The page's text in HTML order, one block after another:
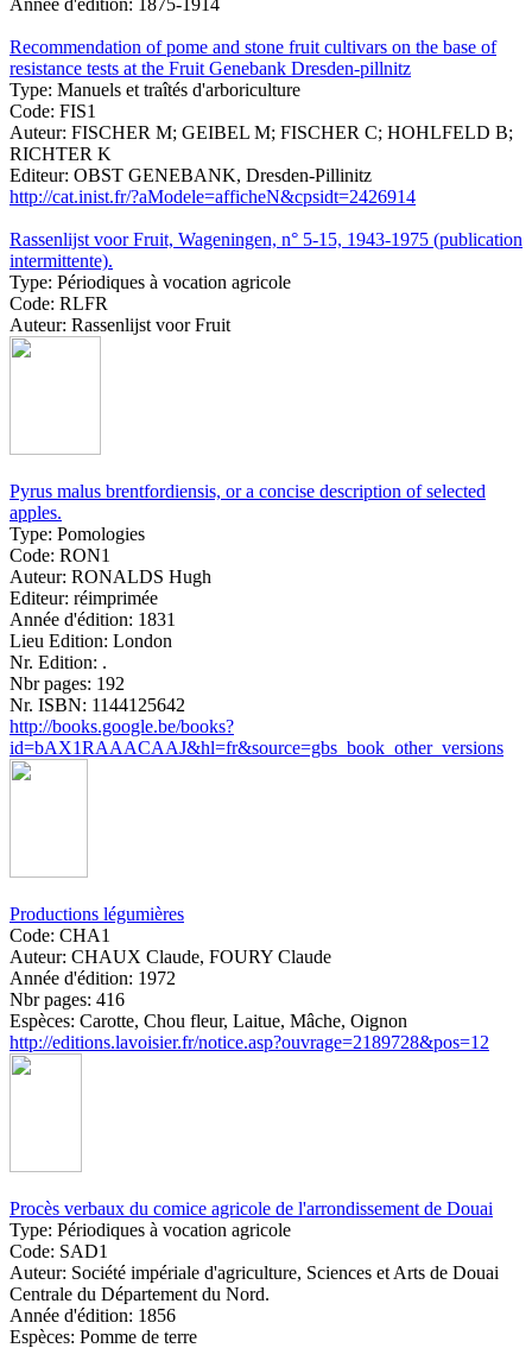
Recommendation of pome and stone fruit cultivars on the base of
resistance tests at the Fruit Genebank Dresden-pillnitz
Type: Manuels et traîtés d'arboriculture
Code: FIS1
Auteur: FISCHER M; GEIBEL M; FISCHER C; HOHLFELD B;
RICHTER K
Editeur: OBST GENEBANK, Dresden-Pillinitz
http://cat.inist.fr/?aModele=afficheN&cpsidt=2426914
Rassenlijst voor Fruit, Wageningen, n° 5-15, 1943-1975 (publication
intermittente).
Type: Périodiques à vocation agricole
Code: RLFR
Auteur: Rassenlijst voor Fruit
Pyrus malus brentfordiensis, or a concise description of selected
apples.
Type: Pomologies
Code: RON1
Auteur: RONALDS Hugh
Editeur: réimprimée
Année d'édition: 1831
Lieu Edition: London
Nr. Edition: .
Nbr pages: 192
Nr. ISBN: 1144125642
http://books.google.be/books?
id=bAX1RAAACAAJ&hl=fr&source=gbs_book_other_versions
Productions légumières
Code: CHA1
Auteur: CHAUX Claude, FOURY Claude
Année d'édition: 1972
Nbr pages: 416
Espèces: Carotte, Chou fleur, Laitue, Mâche, Oignon
http://editions.lavoisier.fr/notice.asp?ouvrage=2189728&pos=12
Procès verbaux du comice agricole de l'arrondissement de Douai
Type: Périodiques à vocation agricole
Code: SAD1
Auteur: Société impériale d'agriculture, Sciences et Arts de Douai
Centrale du Département du Nord.
Année d'édition: 1856
Espèces: Pomme de terre